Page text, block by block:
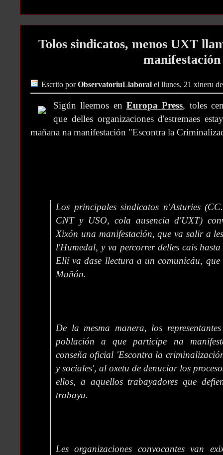
Tolos sindicatos, menos UXT
manifestación
Escrito porObservatoriuLlaboral el llunes, 21 xineru
Sigún lleemos en Europa Press, toles
que delles organizaciones d'estremaes
mañana na manifestación "Escontra la
Los principales sindicatos n'Asturies
CNT y USO, cola ausencia d'UXT)
Xixón una manifestación, que va salir a
l'Humedal, y va percorrer delles cais
Ellí va dase llectura a un comunicáu, que
Muñón.
De la mesma manera, los
población a que participe na
conseña oficial 'Escontra la
y sociales', al oxetu de denuciar los
ellos, a aquellos trabayadores que
trabayu.
Les organizaciones convocantes van